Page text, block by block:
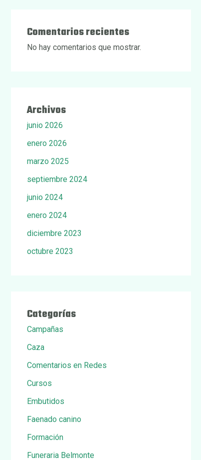
Comentarios recientes
No hay comentarios que mostrar.
Archivos
junio 2026
enero 2026
marzo 2025
septiembre 2024
junio 2024
enero 2024
diciembre 2023
octubre 2023
Categorías
Campañas
Caza
Comentarios en Redes
Cursos
Embutidos
Faenado canino
Formación
Funeraria Belmonte